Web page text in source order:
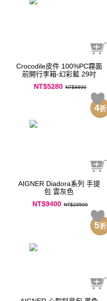
Crocodile皮件 100%PC霧面
前開行李箱-幻彩藍 29吋
NT$5280 NT$8800
AIGNER Diadora系列 手提
包 雲灰色
NT$9400 NT$23500
4折
5折